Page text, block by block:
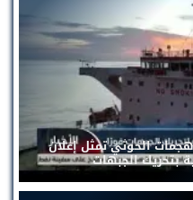
الحوثي تمثل إعلان
بتحريك الجبهات